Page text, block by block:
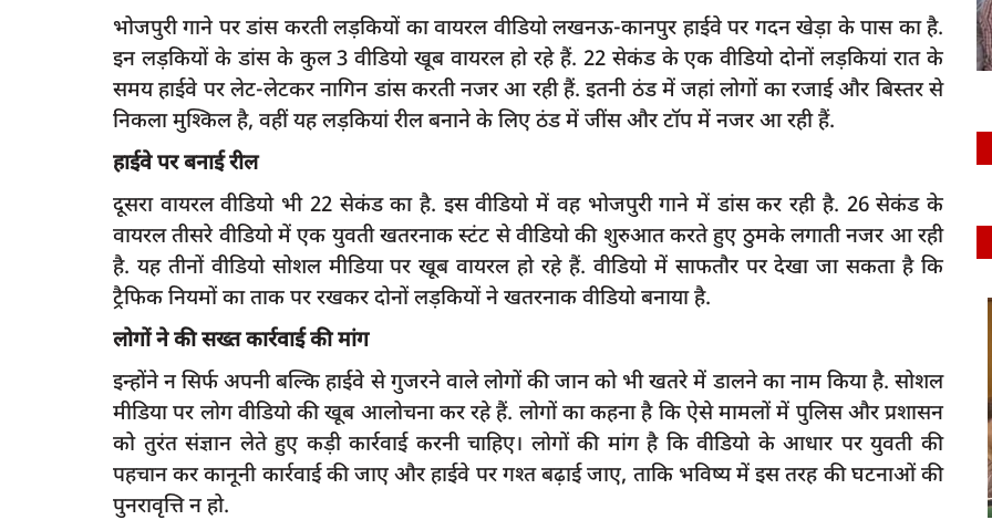
भोजपुरी गाने पर डांस करती लड़कियों का वायरल वीडियो लखनऊ-कानपुर हाईवे पर गदन खेड़ा के पास का है.
इन लड़कियों के डांस के कुल 3 वीडियो खूब वायरल हो रहे हैं. 22 सेकंड के एक वीडियो दोनों लड़कियां रात के
समय हाईवे पर लेट-लेटकर नागिन डांस करती नजर आ रही हैं. इतनी ठंड में जहां लोगों का रजाई और बिस्तर से
निकला मुश्किल है, वहीं यह लड़कियां रील बनाने के लिए ठंड में जींस और टॉप में नजर आ रही हैं.
हाईवे पर बनाई रील
दूसरा वायरल वीडियो भी 22 सेकंड का है. इस वीडियो में वह भोजपुरी गाने में डांस कर रही है. 26 सेकंड के
वायरल तीसरे वीडियो में एक युवती खतरनाक स्टंट से वीडियो की शुरुआत करते हुए ठुमके लगाती नजर आ रही
है. यह तीनों वीडियो सोशल मीडिया पर खूब वायरल हो रहे हैं. वीडियो में साफतौर पर देखा जा सकता है कि
ट्रैफिक नियमों का ताक पर रखकर दोनों लड़कियों ने खतरनाक वीडियो बनाया है.
लोगों ने की सख्त कार्रवाई की मांग
इन्होंने न सिर्फ अपनी बल्कि हाईवे से गुजरने वाले लोगों की जान को भी खतरे में डालने का नाम किया है. सोशल
मीडिया पर लोग वीडियो की खूब आलोचना कर रहे हैं. लोगों का कहना है कि ऐसे मामलों में पुलिस और प्रशासन
को तुरंत संज्ञान लेते हुए कड़ी कार्रवाई करनी चाहिए। लोगों की मांग है कि वीडियो के आधार पर युवती की
पहचान कर कानूनी कार्रवाई की जाए और हाईवे पर गश्त बढ़ाई जाए, ताकि भविष्य में इस तरह की घटनाओं की
पुनरावृत्ति न हो.